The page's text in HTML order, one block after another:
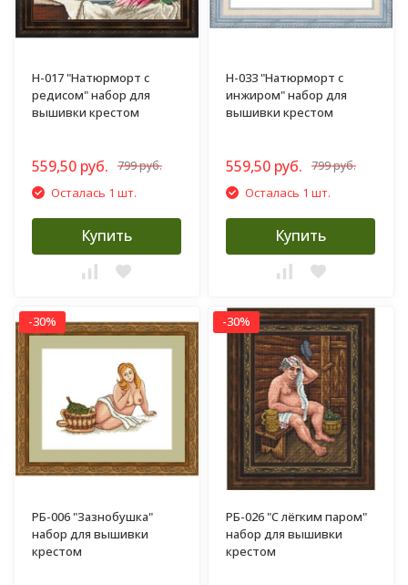
Н-017 "Натюрморт с
редисом" набор для
вышивки крестом
559,50 руб. 799 руб.
Осталась 1 шт.
Купить
Н-033 "Натюрморт с
инжиром" набор для
вышивки крестом
559,50 руб. 799 руб.
Осталась 1 шт.
Купить
-30%
РБ-006 "Зазнобушка"
набор для вышивки
крестом
-30%
РБ-026 "С лёгким паром"
набор для вышивки
крестом